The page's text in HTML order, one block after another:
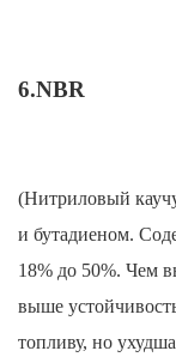
6.NBR
(Нитриловый
и бутадиеном.
18% до 50%. Чем
выше
топливу, но